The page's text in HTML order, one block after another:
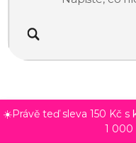
obsah
☀️Právě teď sleva 150 Kč s
1 000